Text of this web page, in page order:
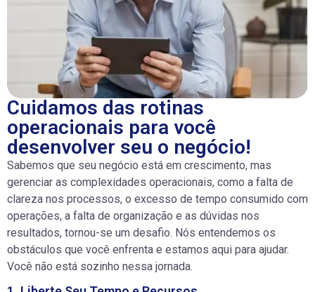
Cuidamos das rotinas
operacionais para você
desenvolver seu o negócio!
Sabemos que seu negócio está em crescimento, mas
gerenciar as complexidades operacionais, como a falta de
clareza nos processos, o excesso de tempo consumido com
operações, a falta de organização e as dúvidas nos
resultados, tornou-se um desafio. Nós entendemos os
obstáculos que você enfrenta e estamos aqui para ajudar.
Você não está sozinho nessa jornada.
fiscal, entrega de
obrigações acessórias,
fiscalizações e outros.
conformidade na sua
operação.
financeiro de forma
automatizada e
transparente.
projetos pontuais.